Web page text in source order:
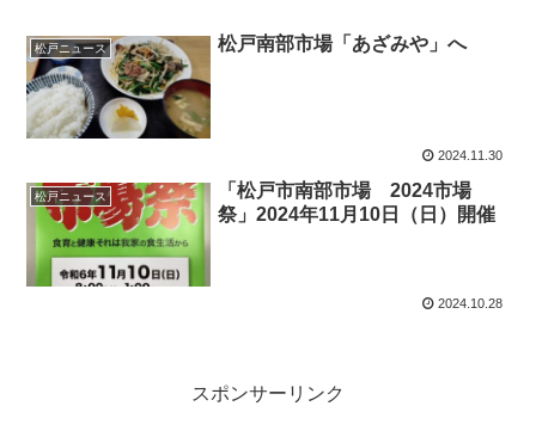
松戸ニュース 松戸南部市場「あざみや」へ
2024.11.30
松戸ニュース
「松戸市南部市場 2024市場
祭」2024年11月10日（日）開催
2024.10.28
スポンサーリンク